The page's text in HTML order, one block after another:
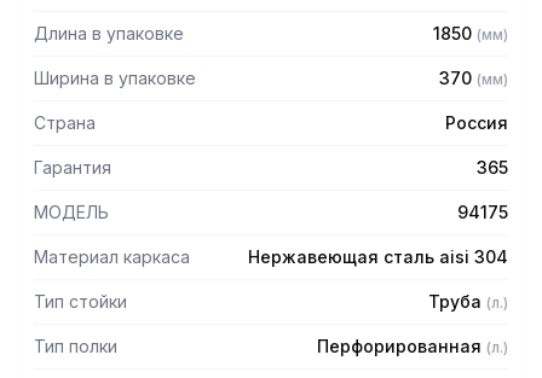
Длина в упаковке 1850 (мм)
Ширина в упаковке 370 (мм)
Страна Россия
Гарантия 365
МОДЕЛЬ 94175
Материал каркаса Нержавеющая сталь aisi 304
Тип стойки Труба (л.)
Тип полки Перфорированная (л.)